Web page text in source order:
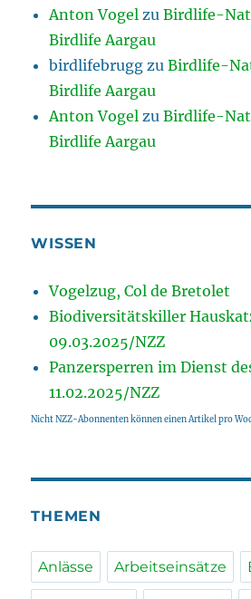
Anton Vogel zuBirdlife-
Birdlife Aargau
birdlifebrugg zuBirdlife-
Birdlife Aargau
Anton Vogel zuBirdlife-
Birdlife Aargau
WISSEN
Vogelzug, Col de Bretolet
Biodiversitätskiller
09.03.2025/NZZ
Panzersperren im Dienst
11.02.2025/NZZ
Nicht NZZ-Abonnenten können einen Artikel pro
THEMEN
Anlässe Arbeitseinsätze